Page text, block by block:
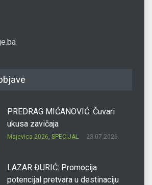
PREDRAG MIĆANOVIĆ: Čuvari
ukusa zavičaja
Majevica 2026, SPECIJAL 23.07.2026.
LAZAR ĐURIĆ: Promocija
potencijal pretvara u destinaciju